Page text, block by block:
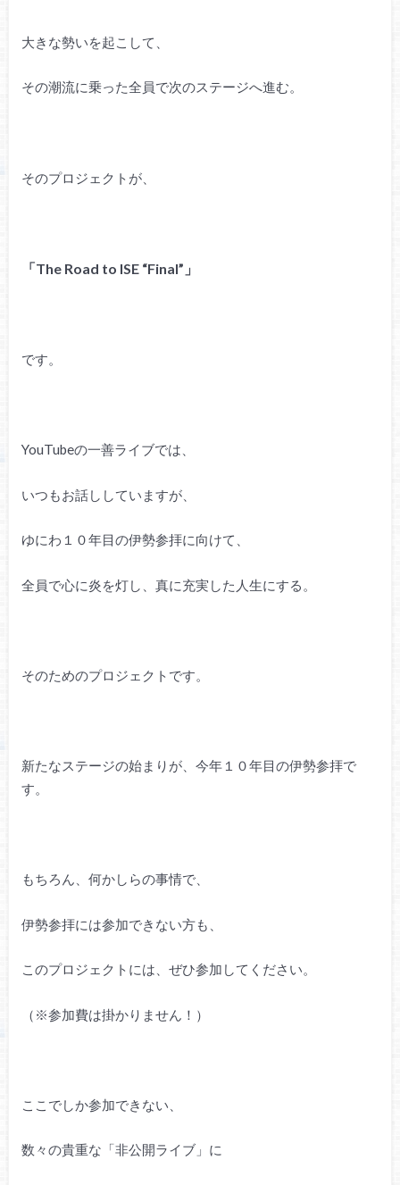
大きな勢いを起こして、
その潮流に乗った全員で次のステージへ進む。
そのプロジェクトが、
「The Road to ISE “Final”」
です。
YouTubeの一善ライブでは、
いつもお話ししていますが、
ゆにわ１０年目の伊勢参拝に向けて、
全員で心に炎を灯し、真に充実した人生にする。
そのためのプロジェクトです。
新たなステージの始まりが、今年１０年目の伊勢参拝で
す。
もちろん、何かしらの事情で、
伊勢参拝には参加できない方も、
このプロジェクトには、ぜひ参加してください。
（※参加費は掛かりません！）
ここでしか参加できない、
数々の貴重な「非公開ライブ」に